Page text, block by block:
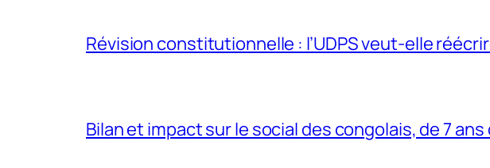
Révision constitutionnelle : l’UDPS veut-elle
Bilan et impact sur le social des congolais, de 7